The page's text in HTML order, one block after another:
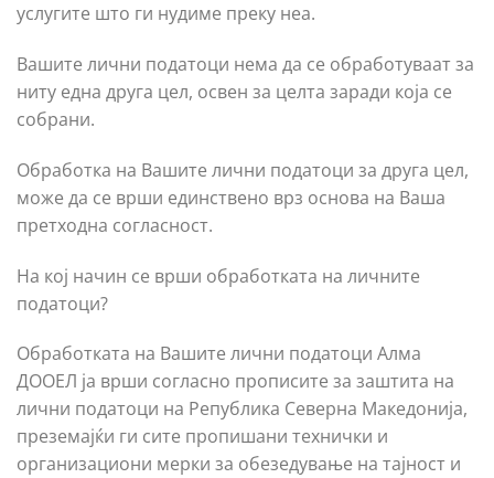
услугите што ги нудиме преку неа.
Вашите лични податоци нема да се обработуваат за
ниту една друга цел, освен за целта заради која се
собрани.
Обработка на Вашите лични податоци за друга цел,
може да се врши единствено врз основа на Ваша
претходна согласност.
На кој начин се врши обработката на личните
податоци?
Обработката на Вашите лични податоци Алма
ДООЕЛ ја врши согласно прописите за заштита на
лични податоци на Република Северна Македонија,
преземајќи ги сите пропишани технички и
организациони мерки за обезедување на тајност и